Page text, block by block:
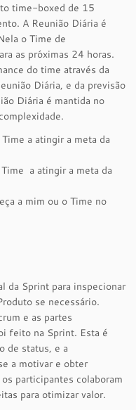
time-boxed de 15
A Reunião Diária é
o Time de
as próximas 24 horas.
do time através da
Diária, e da previsão
Diária é mantida no
a atingir a meta da
a atingir a meta da
a mim ou o Time no
da Sprint para inspecionar
se necessário.
e as partes
feito na Sprint. Esta é
de status, e a
a motivar e obter
participantes colaboram
para otimizar valor.